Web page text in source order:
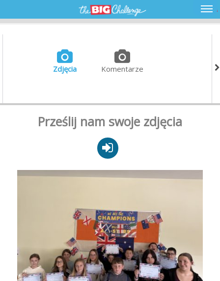
Zdjęcia Komentarze
Prześlij nam swoje zdjęcia